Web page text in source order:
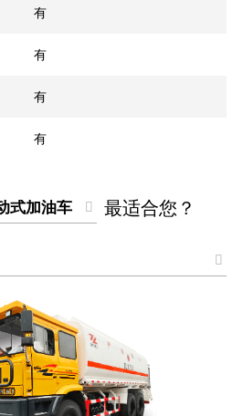
有
有
有
有
式加油车  最适合您？
